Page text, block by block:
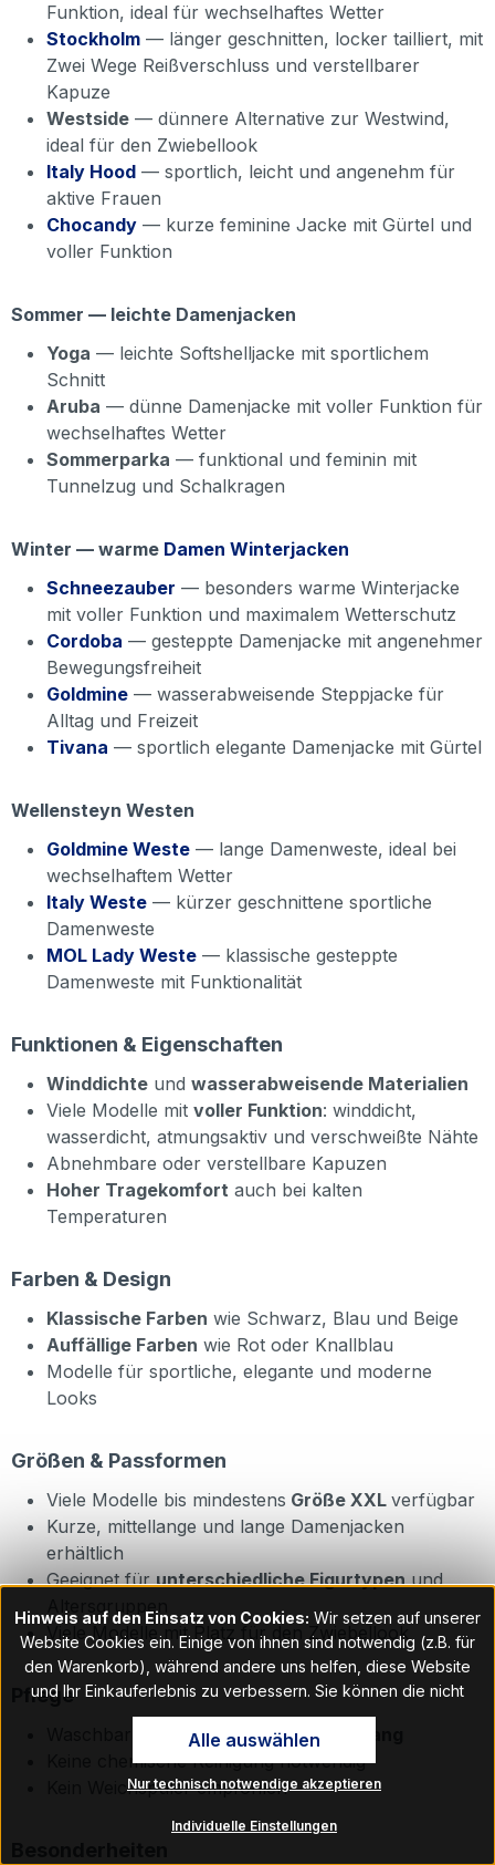
Funktion, ideal für wechselhaftes Wetter
Stockholm — länger geschnitten, locker tailliert, mit
Zwei Wege Reißverschluss und verstellbarer
Kapuze
Westside — dünnere Alternative zur Westwind,
ideal für den Zwiebellook
Italy Hood — sportlich, leicht und angenehm für
aktive Frauen
Chocandy — kurze feminine Jacke mit Gürtel und
voller Funktion
Sommer — leichte Damenjacken
Yoga — leichte Softshelljacke mit sportlichem
Schnitt
Aruba — dünne Damenjacke mit voller Funktion für
wechselhaftes Wetter
Sommerparka — funktional und feminin mit
Tunnelzug und Schalkragen
Winter — warme Damen Winterjacken
Schneezauber — besonders warme Winterjacke
mit voller Funktion und maximalem Wetterschutz
Cordoba — gesteppte Damenjacke mit angenehmer
Bewegungsfreiheit
Goldmine — wasserabweisende Steppjacke für
Alltag und Freizeit
Tivana — sportlich elegante Damenjacke mit Gürtel
Wellensteyn Westen
Goldmine Weste — lange Damenweste, ideal bei
wechselhaftem Wetter
Italy Weste — kürzer geschnittene sportliche
Damenweste
MOL Lady Weste — klassische gesteppte
Damenweste mit Funktionalität
Funktionen & Eigenschaften
Winddichte und wasserabweisende Materialien
Viele Modelle mit voller Funktion: winddicht,
wasserdicht, atmungsaktiv und verschweißte Nähte
Abnehmbare oder verstellbare Kapuzen
Hoher Tragekomfort auch bei kalten
Temperaturen
Farben & Design
Klassische Farben wie Schwarz, Blau und Beige
Auffällige Farben wie Rot oder Knallblau
Modelle für sportliche, elegante und moderne
Looks
Größen & Passformen
Viele Modelle bis mindestens Größe XXL verfügbar
Kurze, mittellange und lange Damenjacken
erhältlich
Geeignet fürunterschiedliche Figurtypenund
Altersgruppen
Viele Modelle mit Platz für den Zwiebellook
Pflege
30 °C im Schonwaschgang
Keine chemische Reinigung notwendig
Kein Weichspüler empfohlen
Hinweis auf den Einsatz von Cookies: Wir setzen auf unserer
Website Cookies ein. Einige von ihnen sind notwendig (z.B. für
den Warenkorb), während andere uns helfen, diese Website
und Ihr Einkauferlebnis zu verbessern. Sie können die nicht
notwendigen Cookies mit Klick auf „OK“ akzeptieren oder per
Klick auf "Nur technisch notwendige akzeptieren" ablehnen. Den
Zugang zu den Cookie-Einstellungen finden Sie im Fußbereich
unserer Website im Menüpunkt „Informationen“. Dort können Sie
Hinweis auf Verarbeitung Ihrer auf dieser Webseite erhobenen
Nur technisch notwendige akzeptieren
Individuelle Einstellungen
Alle auswählen